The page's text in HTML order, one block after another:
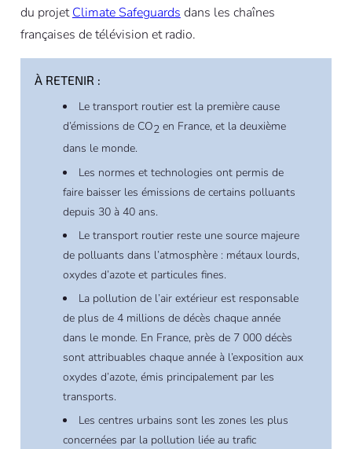
du projetClimate Safeguards dans les chaînes
françaises de télévision et radio.
À RETENIR :
Le transport routier est la première cause
d’émissions de CO2 en France, et la deuxième
dans le monde.
Les normes et technologies ont permis de
faire baisser les émissions de certains polluants
depuis 30 à 40 ans.
Le transport routier reste une source majeure
de polluants dans l’atmosphère : métaux lourds,
oxydes d’azote et particules fines.
La pollution de l’air extérieur est responsable
de plus de 4 millions de décès chaque année
dans le monde. En France, près de 7 000 décès
sont attribuables chaque année à l’exposition aux
oxydes d’azote, émis principalement par les
transports.
Les centres urbains sont les zones les plus
concernées par la pollution liée au trafic